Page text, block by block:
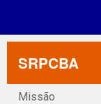
SRPCBA
Missão